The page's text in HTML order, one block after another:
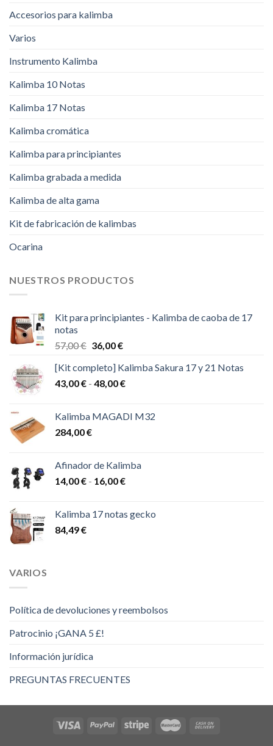
Accesorios para kalimba
Varios
Instrumento Kalimba
Kalimba 10 Notas
Kalimba 17 Notas
Kalimba cromática
Kalimba para principiantes
Kalimba grabada a medida
Kalimba de alta gama
Kit de fabricación de kalimbas
Ocarina
NUESTROS PRODUCTOS
Kit para principiantes - Kalimba de caoba de 17
notas
57,00€ El
original
era:
36,00€El
actual
es:
[Kit completo] Kalimba Sakura 17 y 21 Notas
43,00€ - 48,00€Rango
desde
48,00 €
Kalimba MAGADI M32
284,00€
Afinador de Kalimba
14,00€ - 16,00€Rango
desde
Kalimba 17 notas gecko
84,49€
VARIOS
Política de devoluciones y reembolsos
Patrocinio ¡GANA 5 £!
Información jurídica
PREGUNTAS FRECUENTES